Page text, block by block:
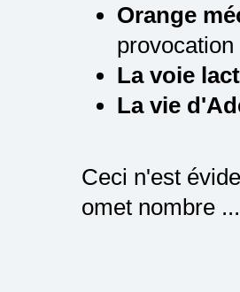
Orange
provocation
La voie
La vie
Ceci n'est
omet nombre ...